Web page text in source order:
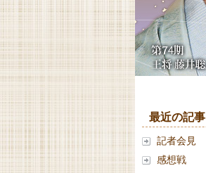
最近の記事
記者会見
感想戦